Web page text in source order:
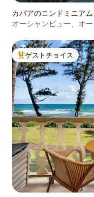
カパアのコンドミニアム
オーシャンビュー、オ
大好評のゲストチョイス
ゲストチョイス